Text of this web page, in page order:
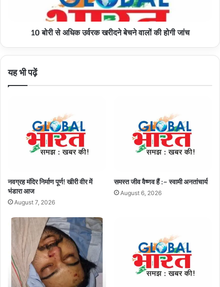
10 बोरी से अधिक उर्वरक खरीदने बेचने वालों की होगी जांच
यह भी पढ़ें
नवग्रह मंदिर निर्माण पूर्ण! खीरी वीर में
भंडारा आज
August 7, 2026
समस्त जीव वैष्णव हैं :– स्वामी अनतांचार्य
August 6, 2026